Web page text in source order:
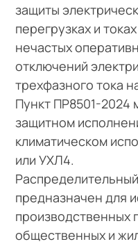
защиты
перегрузках и
нечастых
отключений
трехфазного тока
Пункт ПР8501-2024
защитном
климатическом
или УХЛ4.
предназначен для
производственных
общественных и